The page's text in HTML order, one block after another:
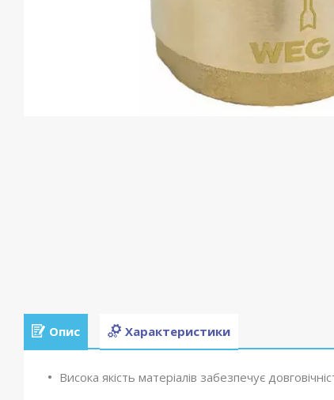
Опис Характеристики
Висока якість матеріалів забезпечує